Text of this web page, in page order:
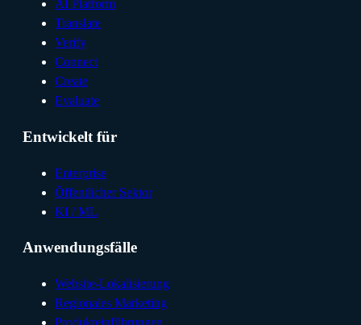
AI Platform
Translate
Verify
Connect
Create
Evaluate
Entwickelt für
Enterprise
Öffentlicher Sektor
KI / ML
Anwendungsfälle
Website-Lokalisierung
Regionales Marketing
Produkteinführungen